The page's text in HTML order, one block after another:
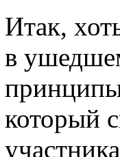
Итак,
в
который